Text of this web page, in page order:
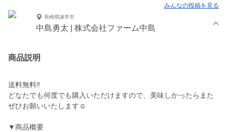
みんなの投稿を見る
長崎県諫早市
中島勇太 | 株式会社ファーム中島
商品説明
送料無料‼️
どなたでも何度でも購入いただけますので、美味しかったらまた
ぜひお願いいたします☺️
▼商品概要